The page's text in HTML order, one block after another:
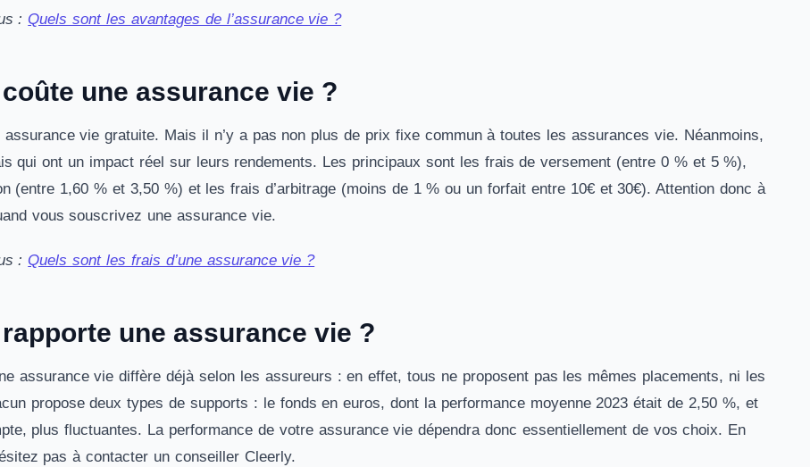
:Quels sont les avantages de l’assurance vie ?
une assurance vie ?
assurance vie gratuite. Mais il n’y a pas non plus de prix fixe commun à toutes les assurances vie. Néanmoins,
qui ont un impact réel sur leurs rendements. Les principaux sont les frais de versement (entre 0 % et 5 %),
(entre 1,60 % et 3,50 %) et les frais d’arbitrage (moins de 1 % ou un forfait entre 10€ et 30€). Attention donc à
vous souscrivez une assurance vie.
:Quels sont les frais d’une assurance vie ?
une assurance vie ?
assurance vie diffère déjà selon les assureurs : en effet, tous ne proposent pas les mêmes placements, ni les
propose deux types de supports : le fonds en euros, dont la performance moyenne 2023 était de 2,50 %, et
plus fluctuantes. La performance de votre assurance vie dépendra donc essentiellement de vos choix. En
pas à contacter un conseiller Cleerly.